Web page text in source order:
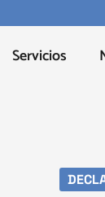
Servicios